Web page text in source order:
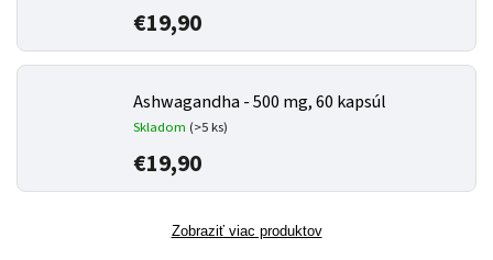
€19,90
Ashwagandha - 500 mg, 60 kapsúl
Skladom (>5 ks)
€19,90
Zobraziť viac produktov